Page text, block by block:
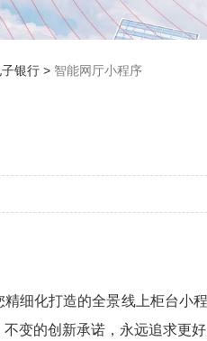
子银行 > 智能网厅小程序
化打造的全景线上柜台小程
变的创新承诺，永远追求更好